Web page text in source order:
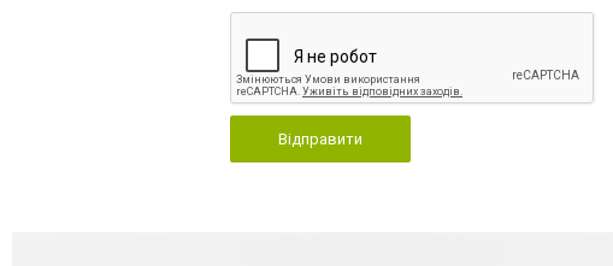
Відправити